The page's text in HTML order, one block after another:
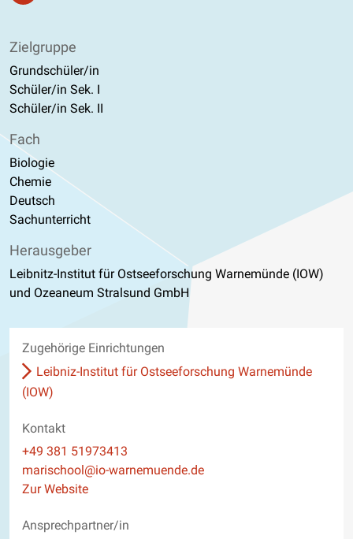
Zielgruppe
Grundschüler/in
Schüler/in Sek. I
Schüler/in Sek. II
Fach
Biologie
Chemie
Deutsch
Sachunterricht
Herausgeber
Leibnitz-Institut für Ostseeforschung Warnemünde (IOW)
und Ozeaneum Stralsund GmbH
Zugehörige Einrichtungen
Leibniz-Institut für Ostseeforschung Warnemünde
(IOW)
Kontakt
Telefon
+49 381 51973413
E-Mail
marischool@io-warnemuende.de
Website
Zur Website
Ansprechpartner/in